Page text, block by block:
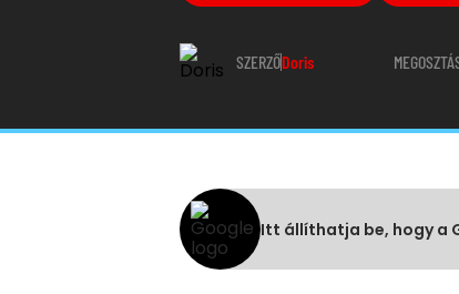
SZERZŐDoris
Itt állíthatja be, hogy a